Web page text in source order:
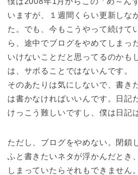
いますが、１週間くらい更新しな
た。でも、今もこうやって続けて
ら、途中でブログをやめてしまっ
いけないことだと思ってるのかも
は、サボることではないんです。
そのあたりは気にしないで、書き
は書かなければいいんです。日記
けっこう難しいですし、僕は日記
ただし、ブログをやめない。閉鎖
ふと書きたいネタが浮かんだとき
しまっていたらそれもできません